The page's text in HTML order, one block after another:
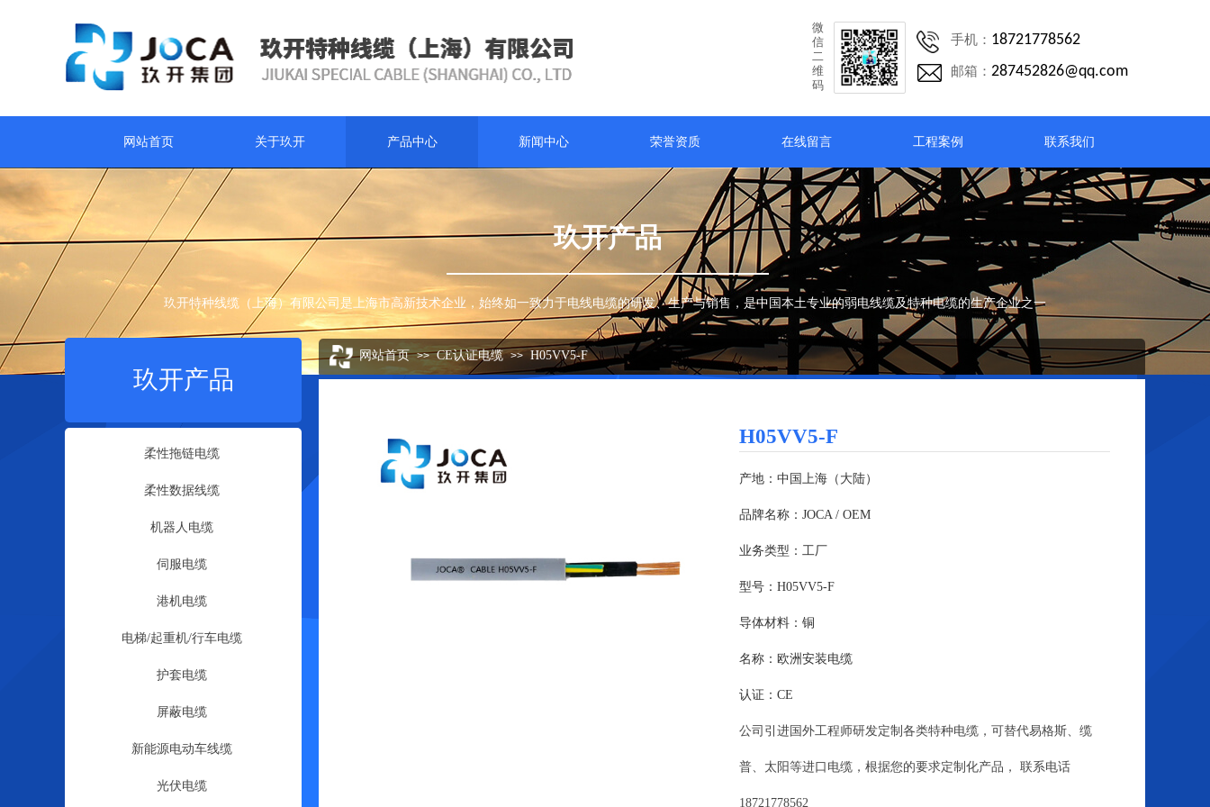
微
信
二
维
码
手机： 18721778562
邮箱： 287452826@qq.com
网站首页 关于玖开 产品中心 新闻中心 荣誉资质 在线留言 工程案例 联系我们
网站首页 >> CE认证电缆 >> H05VV5-F
玖开特种线缆（上海）有限公司是上海市高新技术企业，始终如一致力于电线电缆的研发、生产与销售，是中国本土专业的弱电线缆及特种电缆的生产企业之一
玖开产品
玖开产品
柔性拖链电缆
柔性数据线缆
机器人电缆
伺服电缆
港机电缆
电梯/起重机/行车电缆
护套电缆
屏蔽电缆
新能源电动车线缆
光伏电缆
H05VV5-F
产地：中国上海（大陆）
品牌名称：JOCA / OEM
业务类型：工厂
型号：H05VV5-F
导体材料：铜
名称：欧洲安装电缆
认证：CE
公司引进国外工程师研发定制各类特种电缆，可替代易格斯、缆
普、太阳等进口电缆，根据您的要求定制化产品， 联系电话
18721778562